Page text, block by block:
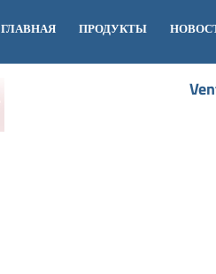
ГЛАВНАЯ ПРОДУКТЫ